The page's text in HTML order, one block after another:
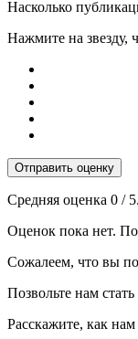
Насколько
Нажмите на звезду,
Отправить оценку
Средняя оценка 0 /
Оценок пока нет.
Сожалеем, что вы
Позвольте нам
Расскажите, как нам